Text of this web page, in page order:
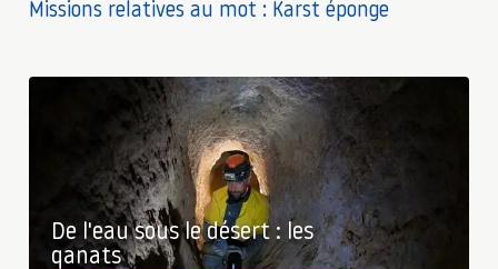
Missions relatives au mot : Karst éponge
De l'eau sous le désert : les
qanats